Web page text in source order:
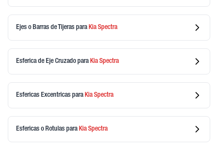
Ejes o Barras de Tijeras para KiaSpectra
Esferica de Eje Cruzado para KiaSpectra
Esfericas Excentricas para KiaSpectra
Esfericas o Rotulas para KiaSpectra